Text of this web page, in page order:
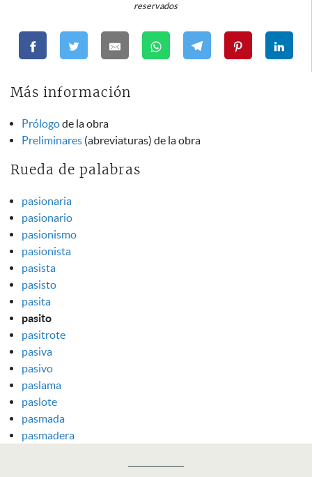
reservados
Más información
Prólogode la obra
Preliminares (abreviaturas) de la obra
Rueda de palabras
pasionaria
pasionario
pasionismo
pasionista
pasista
pasisto
pasita
pasito
pasitrote
pasiva
pasivo
paslama
paslote
pasmada
pasmadera